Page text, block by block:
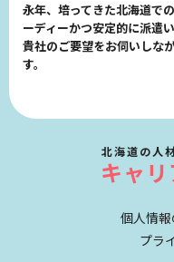
永年、培ってきた北海道で
ーディーかつ安定的に派遣い
貴社のご要望をお伺いしな
す。
北海道の人
キャ
個人情
プラ